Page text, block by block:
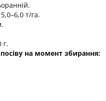
5,0–6,0 т/га.
г.
на момент збирання: